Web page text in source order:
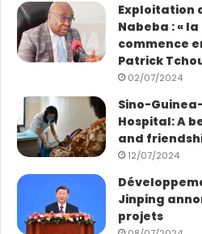
Exploitation
Nabeba : «
commence
Patrick
02/07/2024
Sino-
Hospital: A
and
12/07/2024
Jinping
projets